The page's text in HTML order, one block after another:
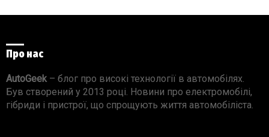
Про нас
AutoGeek– блог про високі технології в автомобілях.
Був створений у 2013 році. Новини про електромобілі,
гібриди і пристрої, що спрощують життя автомобіліста.